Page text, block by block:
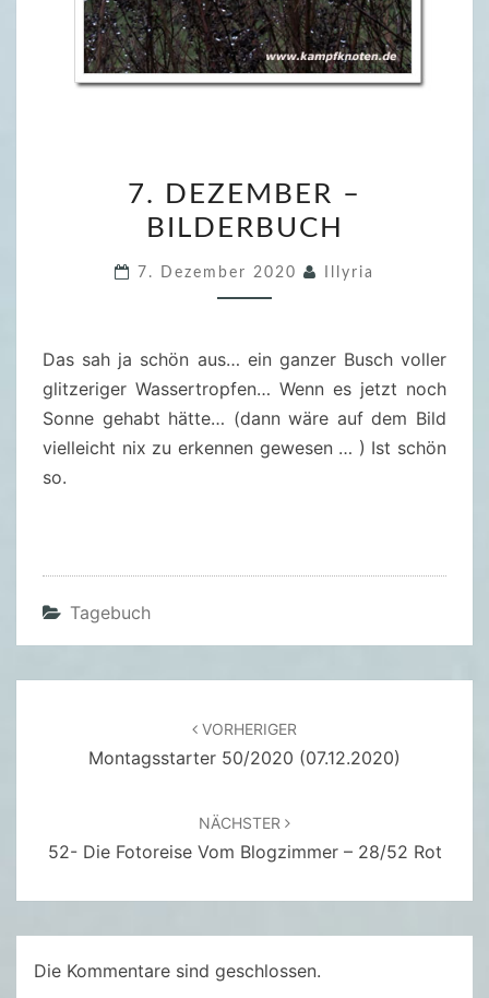
.
D
D
R
C
H
7. DEZEMBER –
BILDERBUCH
7. Dezember 2020 Illyria
Das sah ja schön aus… ein ganzer Busch voller
glitzeriger Wassertropfen… Wenn es jetzt noch
Sonne gehabt hätte… (dann wäre auf dem Bild
vielleicht nix zu erkennen gewesen … ) Ist schön
so.
Tagebuch
VORHERIGER
Montagsstarter 50/2020 (07.12.2020)
NÄCHSTER
52- Die Fotoreise Vom Blogzimmer – 28/52 Rot
Die Kommentare sind geschlossen.